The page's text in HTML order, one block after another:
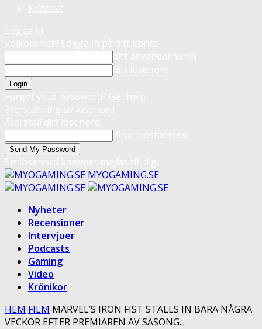
MYOGAMING.SE
Nyheter
Recensioner
Intervjuer
Podcasts
Gaming
Video
Krönikor
HEM FILM MARVEL’S IRON FIST STÄLLS IN BARA NÅGRA
VECKOR EFTER PREMIÄREN AV SÄSONG...